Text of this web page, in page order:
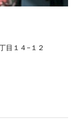
目１４−１２